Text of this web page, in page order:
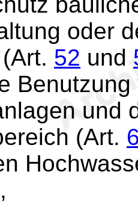
oder
52 und
und
(Art.